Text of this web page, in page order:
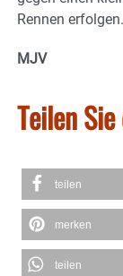
Rennen erfolgen.
MJV
Teilen
teilen
merken
teilen